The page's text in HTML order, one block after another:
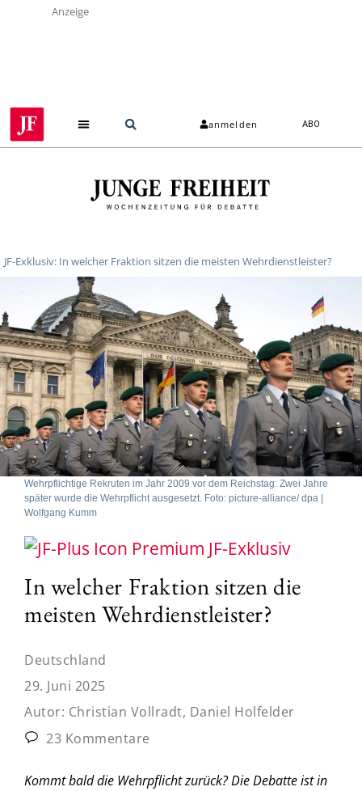
Anzeige
anmelden ABO
JF-Exklusiv: In welcher Fraktion sitzen die meisten Wehrdienstleister?
Wehrpflichtige Rekruten im Jahr 2009 vor dem Reichstag: Zwei Jahre
später wurde die Wehrpflicht ausgesetzt. Foto: picture-alliance/ dpa |
Wolfgang Kumm
JF-Exklusiv
In welcher Fraktion sitzen die
meisten Wehrdienstleister?
Deutschland
29. Juni 2025
Autor: Christian Vollradt, Daniel Holfelder
23 Kommentare
Kommt bald die Wehrpflicht zurück? Die Debatte ist in